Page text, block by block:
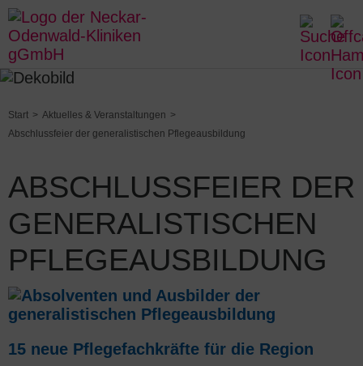
Start
Aktuelles & Veranstaltungen
Abschlussfeier der generalistischen Pflegeausbildung
ABSCHLUSSFEIER DER
GENERALISTISCHEN
PFLEGEAUSBILDUNG
15 neue Pflegefachkräfte für die Region